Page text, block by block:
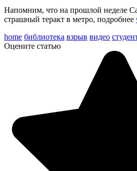
Напомним, что на прошлой неделе
страшный теракт в метро, подробнее
home библиотека взрыв видео
Оцените статью